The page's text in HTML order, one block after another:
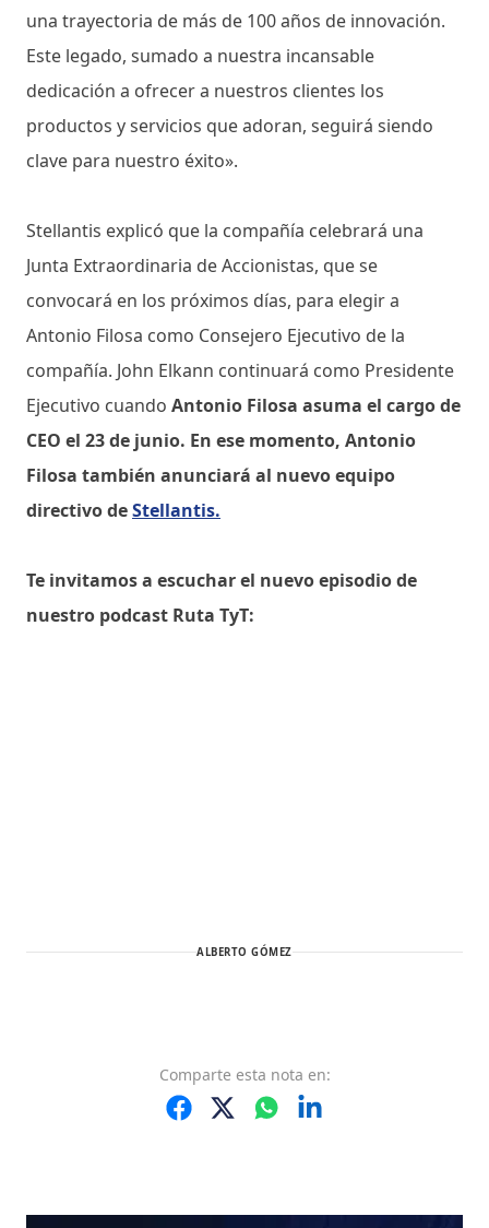
una trayectoria de más de 100 años de innovación.
Este legado, sumado a nuestra incansable
dedicación a ofrecer a nuestros clientes los
productos y servicios que adoran, seguirá siendo
clave para nuestro éxito».
Stellantis explicó que la compañía celebrará una
Junta Extraordinaria de Accionistas, que se
convocará en los próximos días, para elegir a
Antonio Filosa como Consejero Ejecutivo de la
compañía. John Elkann continuará como Presidente
Ejecutivo cuando Antonio Filosa asuma el cargo de
CEO el 23 de junio. En ese momento, Antonio
Filosa también anunciará al nuevo equipo
directivo deStellantis.
Te invitamos a escuchar el nuevo episodio de
nuestro podcast Ruta TyT:
ALBERTO GÓMEZ
Comparte esta nota en: